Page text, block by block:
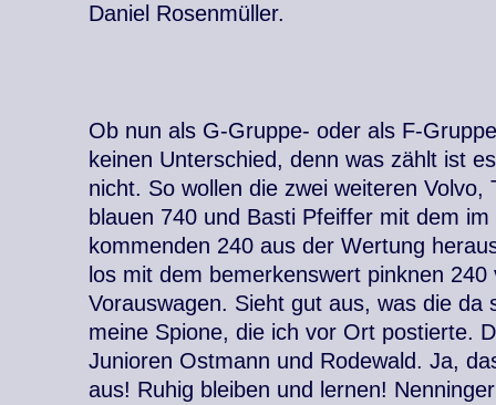
Daniel Rosenmüller.
Ob nun als G-Gruppe- oder als F-
keinen Unterschied, denn was zählt ist
nicht. So wollen die zwei weiteren Volvo,
blauen 740 und Basti Pfeiffer mit dem
kommenden 240 aus der Wertung
los mit dem bemerkenswert pinknen
Vorauswagen. Sieht gut aus, was die da
meine Spione, die ich vor Ort postierte.
Junioren Ostmann und Rodewald. Ja,
aus! Ruhig bleiben und lernen!